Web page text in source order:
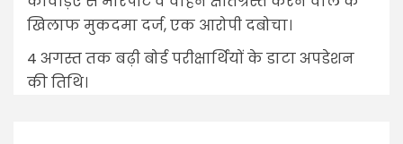
खिलाफ मुकदमा दर्ज, एक आरोपी दबोचा।
4 अगस्त तक बढ़ी बोर्ड परीक्षार्थियों के डाटा अपडेशन
की तिथि।